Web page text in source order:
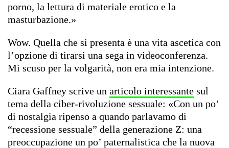
porno, la lettura di materiale erotico e la
masturbazione.»
Wow. Quella che si presenta è una vita ascetica con
l’opzione di tirarsi una sega in videoconferenza.
Mi scuso per la volgarità, non era mia intenzione.
Ciara Gaffney scrive un articolo interessante sul
tema della ciber-rivoluzione sessuale: «Con un po’
di nostalgia ripenso a quando parlavamo di
“recessione sessuale” della generazione Z: una
preoccupazione un po’ paternalistica che la nuova